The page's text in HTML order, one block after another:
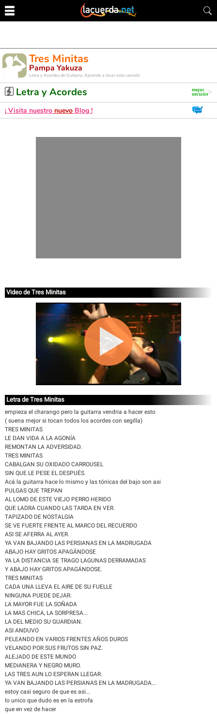
Tres Minitas
Pampa Yakuza
Letra y Acordes de Guitarra. Aprende a tocar esta canción
Letra y Acordes
¡ Visita nuestro nuevo Blog !
Video de Tres Minitas
Letra de Tres Minitas
empieza el charango pero la guitarra vendria a hacer esto
( suena mejor si tocan todos los acordes con segilla)
TRES MINITAS
LE DAN VIDA A LA AGONÍA
REMONTAN LA ADVERSIDAD.
TRES MINITAS
CABALGAN SU OXIDADO CARROUSEL
SIN QUE LE PESE EL DESPUÉS.
Acá la guitarra hace lo mismo y las tónicas del bajo son asi
PULGAS QUE TREPAN
AL LOMO DE ESTE VIEJO PERRO HERIDO
QUE LADRA CUANDO LAS TARDA EN VER.
TAPIZADO DE NOSTALGIA
SE VE FUERTE FRENTE AL MARCO DEL RECUERDO
ASI SE AFERRA AL AYER.
YA VAN BAJANDO LAS PERSIANAS EN LA MADRUGADA
ABAJO HAY GRITOS APAGÁNDOSE
YA LA DISTANCIA SE TRAGO LAGUNAS DERRAMADAS
Y ABAJO HAY GRITOS APAGÁNDOSE.
TRES MINITAS
CADA UNA LLEVA EL AIRE DE SU FUELLE
NINGUNA PUEDE DEJAR.
LA MAYOR FUE LA SOÑADA
LA MAS CHICA, LA SORPRESA...
LA DEL MEDIO SU GUARDIAN.
ASI ANDUVO
PELEANDO EN VARIOS FRENTES AÑOS DUROS
VELANDO POR SUS FRUTOS SIN PAZ.
ALEJADO DE ESTE MUNDO
MEDIANERA Y NEGRO MURO.
LAS TRES AUN LO ESPERAN LLEGAR.
YA VAN BAJANDO LAS PERSIANAS EN LA MADRUGADA...
estoy casi seguro de que es asi...
lo unico que dudo es en la estrofa
que en vez de hacer